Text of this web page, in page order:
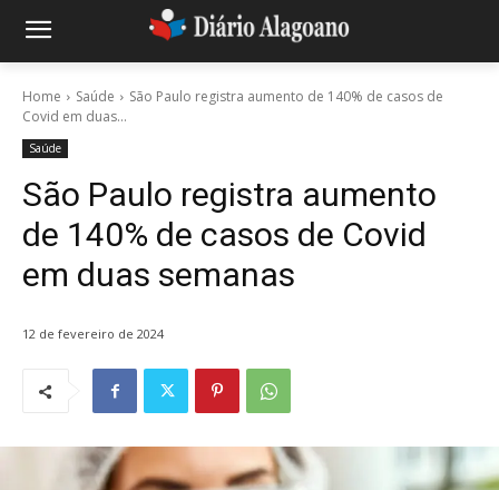
Home Saúde
São Paulo registra aumento de 140% de casos de
Covid em duas...
Saúde
São Paulo registra aumento
de 140% de casos de Covid
em duas semanas
12 de fevereiro de 2024